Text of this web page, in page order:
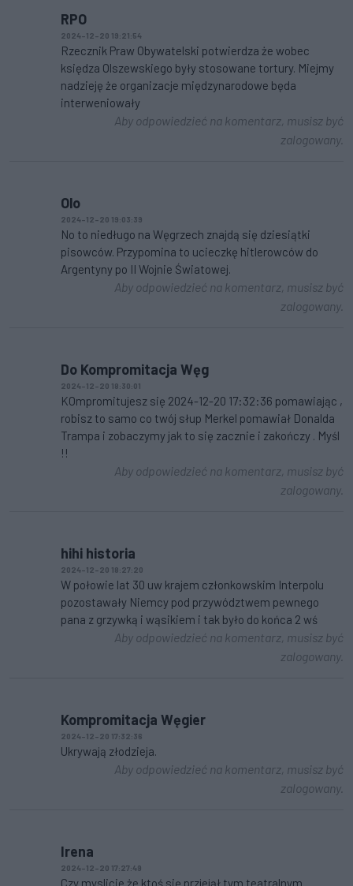
RPO
2024-12-20 19:21:54
Rzecznik Praw Obywatelski potwierdza że wobec
księdza Olszewskiego były stosowane tortury. Miejmy
nadzieję że organizacje międzynarodowe będa
interweniowały
Aby odpowiedzieć na komentarz, musisz być
zalogowany.
Olo
2024-12-20 19:03:39
No to niedługo na Węgrzech znajdą się dziesiątki
pisowców. Przypomina to ucieczkę hitlerowców do
Argentyny po II Wojnie Światowej.
Aby odpowiedzieć na komentarz, musisz być
zalogowany.
Do Kompromitacja Węg
2024-12-20 18:30:01
KOmpromitujesz się 2024-12-20 17:32:36 pomawiając ,
robisz to samo co twój słup Merkel pomawiał Donalda
Trampa i zobaczymy jak to się zacznie i zakończy . Myśl
!!
Aby odpowiedzieć na komentarz, musisz być
zalogowany.
hihi historia
2024-12-20 18:27:20
W połowie lat 30 uw krajem członkowskim Interpolu
pozostawały Niemcy pod przywództwem pewnego
pana z grzywką i wąsikiem i tak było do końca 2 wś
Aby odpowiedzieć na komentarz, musisz być
zalogowany.
Kompromitacja Węgier
2024-12-20 17:32:36
Ukrywają złodzieja.
Aby odpowiedzieć na komentarz, musisz być
zalogowany.
Irena
2024-12-20 17:27:49
Czy myslicie że ktoś się przjejął tym teatralnym